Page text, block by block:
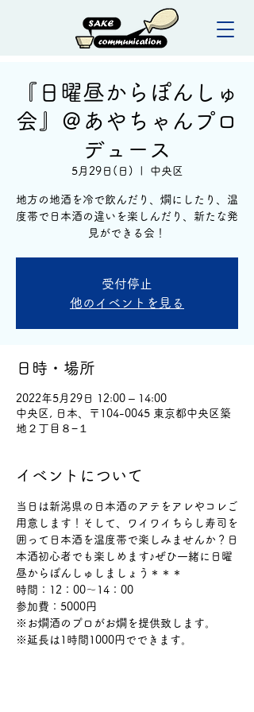
『日曜昼からぽんしゅ
会』＠あやちゃんプロ
デュース
5月29日(日) 中央区
地方の地酒を冷で飲んだり、燗にしたり、温
度帯で日本酒の違いを楽しんだり、新たな発
見ができる会！
受付停止
他のイベントを見る
日時・場所
2022年5月29日 12:00 – 14:00
中央区, 日本、〒104-0045 東京都中央区築
地２丁目８−１
イベントについて
当日は新潟県の日本酒のアテをアレやコレご
用意します！そして、ワイワイちらし寿司を
囲って日本酒を温度帯で楽しみませんか？日
本酒初心者でも楽しめます♪ぜひ一緒に日曜
昼からぽんしゅしましょう＊＊＊
時間：12：00～14：00
参加費：5000円
※お燗酒のプロがお燗を提供致します。
※延長は1時間1000円でできます。